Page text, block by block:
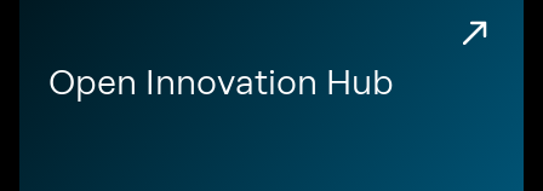
Open Innovation Hub